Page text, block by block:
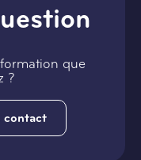
que
?
contact